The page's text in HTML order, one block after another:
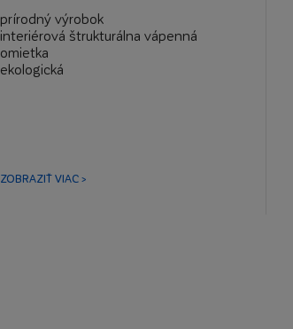
prírodný výrobok
interiérová štrukturálna vápenná
omietka
ekologická
ZOBRAZIŤ VIAC >